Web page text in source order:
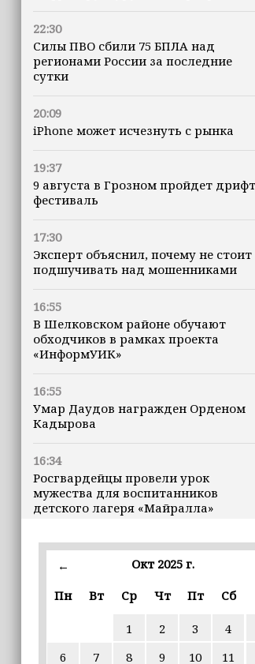
22:30
Силы ПВО сбили 75 БПЛА над
регионами России за последние
сутки
20:09
iPhone может исчезнуть с рынка
19:37
9 августа в Грозном пройдет
фестиваль
17:30
Эксперт объяснил, почему не стоит
подшучивать над мошенниками
16:55
В Шелковском районе обучают
обходчиков в рамках проекта
«ИнформУИК»
16:55
Умар Даудов награжден Орденом
Кадырова
16:34
Росгвардейцы провели урок
мужества для воспитанников
детского лагеря «Майралла»
16:30
Дмитрий Чернышенко: Внутренний
въездной — на 20,1%
← Окт 2025 г.
Пн
Вт Ср Чт Пт Сб
1 2 3 4
6
7 8 9 10 11